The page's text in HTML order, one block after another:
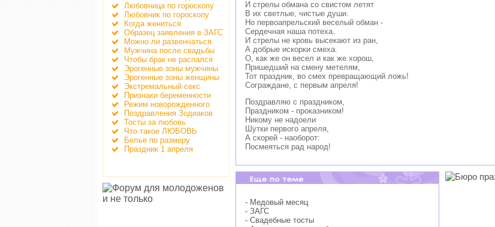
Любовница по гороскопу
Любовник по гороскопу
Когда жениться
Образец заявления в ЗАГС
Можно ли развенчаться
Мужчина после свадьбы
Чтобы брак не распался
Эрогенные зоны мужчины
Эрогенные зоны женщины
Экстремальный секс
Признаки беременности
Режим новорожденного
Поздравления Зодиаков
Тосты за любовь
Что такое ЛЮБОВЬ
Белье по размеру
Праздник 1 апреля
И стрелы обмана со свистом летят
В их светлые, чистые души.
Но первоапрельский веселый обман -
Сердечная наша потеха.
И стрелы не кровь высекают из ран,
А добрые искорки смеха.
О, как же он весел и как же хорош,
Пришедший на смену метелям,
Тот праздник, во смех превращающий ложь!
Сограждане, с первым апреля!
Поздравляю с праздником,
Праздником - проказником!
Никому не надоели
Шутки первого апреля,
А скорей - наоборот:
Посмеяться рад народ!
- Медовый месяц
- ЗАГС
- Свадебные тосты